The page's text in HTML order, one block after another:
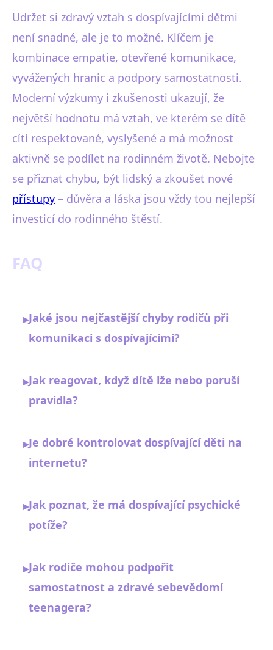
Udržet si zdravý vztah s dospívajícími dětmi
není snadné, ale je to možné. Klíčem je
kombinace empatie, otevřené komunikace,
vyvážených hranic a podpory samostatnosti.
Moderní výzkumy i zkušenosti ukazují, že
největší hodnotu má vztah, ve kterém se dítě
cítí respektované, vyslyšené a má možnost
aktivně se podílet na rodinném životě. Nebojte
se přiznat chybu, být lidský a zkoušet nové
přístupy – důvěra a láska jsou vždy tou nejlepší
investicí do rodinného štěstí.
FAQ
▸Jaké jsou nejčastější chyby rodičů při
komunikaci s dospívajícími?
▸Jak reagovat, když dítě lže nebo poruší
pravidla?
▸Je dobré kontrolovat dospívající děti na
internetu?
▸Jak poznat, že má dospívající psychické
potíže?
▸Jak rodiče mohou podpořit
samostatnost a zdravé sebevědomí
teenagera?